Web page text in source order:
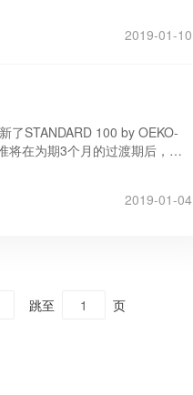
2019-01-10
了STANDARD 100 by OEKO-
将在为期3个月的过渡期后，于
2019-01-04
跳至 页